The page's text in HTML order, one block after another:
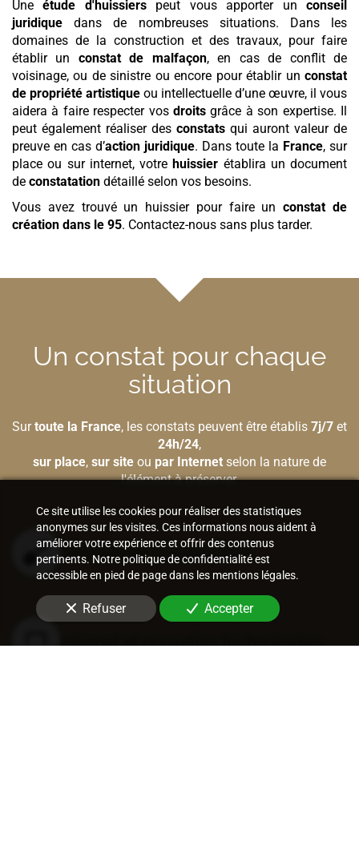
Uneétude d'huissierspeut vous apporter unconseil
juridique dans de nombreuses situations. Dans les
domaines de la construction et des travaux, pour faire
établir un constat de malfaçon, en cas de conflit de
voisinage, ou de sinistre ou encore pour établir un constat
de propriété artistique ou intellectuelle d’une œuvre, il vous
aidera à faire respecter vos droits grâce à son expertise. Il
peut également réaliser des constats qui auront valeur de
preuve en cas d’action juridique. Dans toute la France, sur
place ou sur internet, votrehuissier établira un document
de constatation détaillé selon vos besoins.
Vous avez trouvé un huissier pour faire unconstat de
création dans le 95. Contactez-nous sans plus tarder.
Un constat pour chaque
situation
Surtoute la France, les constats peuvent être établis 7j/7 et
24h/24,
sur place, sur site ou par Internet selon la nature de
l'élément à préserver.
Bâtiment et construction
Internet et nouvelles technologies
Ce site utilise les cookies pour réaliser des statistiques
anonymes sur les visites. Ces informations nous aident à
améliorer votre expérience et offrir des contenus
pertinents. Notre politique de confidentialité est
accessible en pied de page dans les mentions légales.
Refuser Accepter